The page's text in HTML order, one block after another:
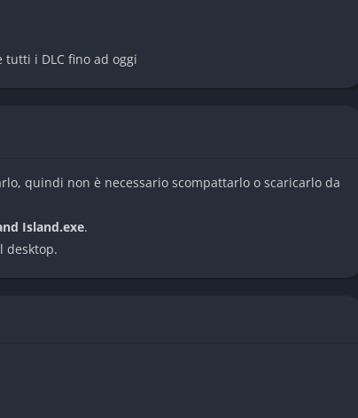
antichi o alieni. Non sempre vanno combattuti: a
Le strutture si deteriorano col tempo,
tutti i DLC fino ad oggi
quindi non è necessario scompattarlo o scaricarlo da
Island.exe.
desktop.